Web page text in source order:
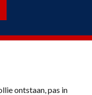
ontstaan, pas in